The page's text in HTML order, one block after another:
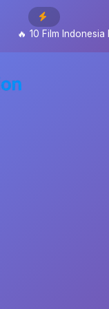
10 Film Indonesia